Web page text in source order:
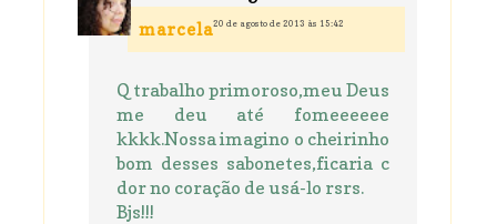
marcela20 de agosto de 2013 às 15:42
Q trabalho primoroso,meu Deus
me deu até fomeeeeee
kkkk.Nossa imagino o cheirinho
bom desses sabonetes,ficaria c
dor no coração de usá-lo rsrs.
Bjs!!!